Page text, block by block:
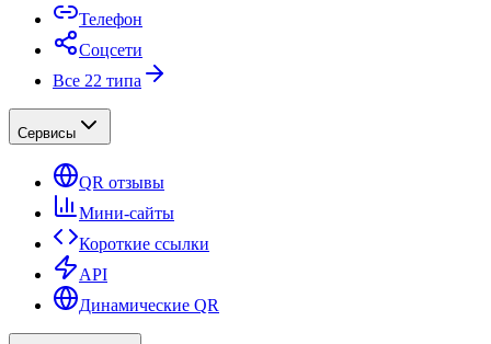
Телефон
Соцсети
Все 22 типа
Сервисы
QR отзывы
Мини-сайты
Короткие ссылки
API
Динамические QR